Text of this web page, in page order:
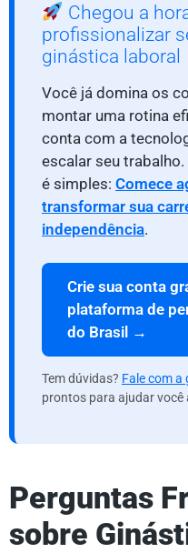
Chegou a
profissionalizar
ginástica laboral
Você já domina os
montar uma rotina
conta com a
escalar seu
é simples: Comece
transformar sua
independência.
Crie sua conta
plataforma de
do Brasil →
Tem dúvidas? Fale com a
prontos para ajudar você
Perguntas
sobre